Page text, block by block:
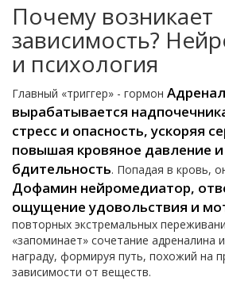
Почему возникает
зависимость?
и психология
Главный «триггер» - гормон
вырабатывается
стресс и опасность, ускоряя
повышая кровяное давление
бдительность. Попадая в кровь,
Дофамин нейромедиатор,
ощущение удовольствия и
повторных экстремальных
«запоминает» сочетание адреналина
награду, формируя путь, похожий на
зависимости от веществ.